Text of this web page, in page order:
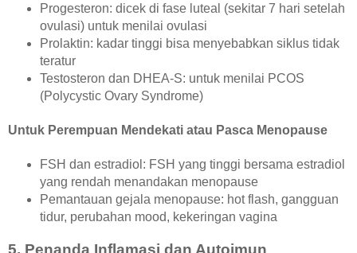
Progesteron: dicek di fase luteal (sekitar 7 hari setelah
ovulasi) untuk menilai ovulasi
Prolaktin: kadar tinggi bisa menyebabkan siklus tidak
teratur
Testosteron dan DHEA-S: untuk menilai PCOS
(Polycystic Ovary Syndrome)
Untuk Perempuan Mendekati atau Pasca Menopause
FSH dan estradiol: FSH yang tinggi bersama estradiol
yang rendah menandakan menopause
Pemantauan gejala menopause: hot flash, gangguan
tidur, perubahan mood, kekeringan vagina
5. Penanda Inflamasi dan Autoimun